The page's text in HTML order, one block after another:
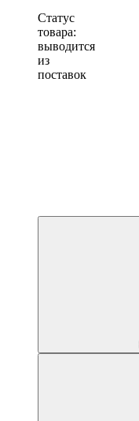
Статус
товара:
выводится
из
поставок